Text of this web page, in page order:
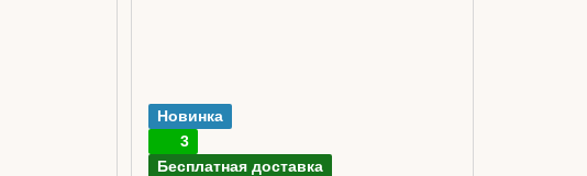
Новинка
3
Бесплатная доставка